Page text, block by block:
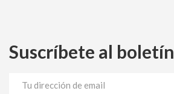
Suscríbete al boletín